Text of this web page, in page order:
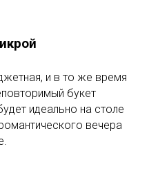
и в то же время
букет
идеально на столе
вечера